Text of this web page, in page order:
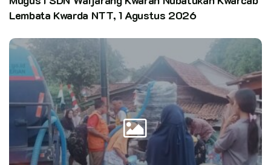
Lembata Kwarda NTT, 1 Agustus 2026